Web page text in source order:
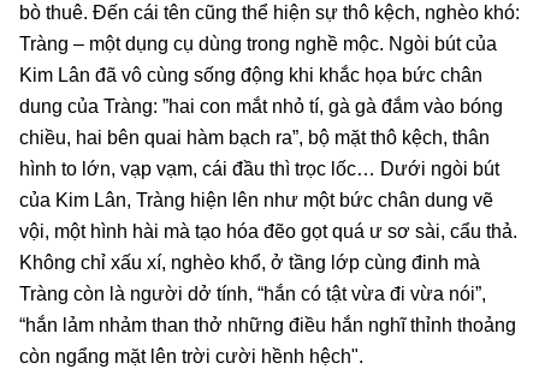
bò thuê. Đến cái tên cũng thể hiện sự thô kệch, nghèo khó:
Tràng – một dụng cụ dùng trong nghề mộc. Ngòi bút của
Kim Lân đã vô cùng sống động khi khắc họa bức chân
dung của Tràng: ”hai con mắt nhỏ tí, gà gà đắm vào bóng
chiều, hai bên quai hàm bạch ra”, bộ mặt thô kệch, thân
hình to lớn, vạp vạm, cái đầu thì trọc lốc… Dưới ngòi bút
của Kim Lân, Tràng hiện lên như một bức chân dung vẽ
vội, một hình hài mà tạo hóa đẽo gọt quá ư sơ sài, cẩu thả.
Không chỉ xấu xí, nghèo khổ, ở tầng lớp cùng đinh mà
Tràng còn là người dở tính, “hắn có tật vừa đi vừa nói”,
“hắn lảm nhảm than thở những điều hắn nghĩ thỉnh thoảng
còn ngẩng mặt lên trời cười hềnh hệch".